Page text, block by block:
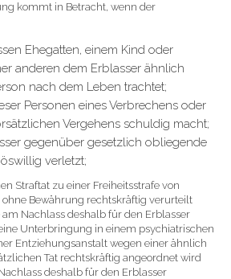
kommt in Betracht, wenn der
Ehegatten, einem Kind oder
anderen dem Erblasser ähnlich
nach dem Leben trachtet;
Personen eines Verbrechens oder
Vergehens schuldig macht;
gegenüber gesetzlich obliegende
verletzt;
Straftat zu einer Freiheitsstrafe von
Bewährung rechtskräftig verurteilt
Nachlass deshalb für den Erblasser
Unterbringung in einem psychiatrischen
Entziehungsanstalt wegen einer ähnlich
Tat rechtskräftig angeordnet wird
deshalb für den Erblasser